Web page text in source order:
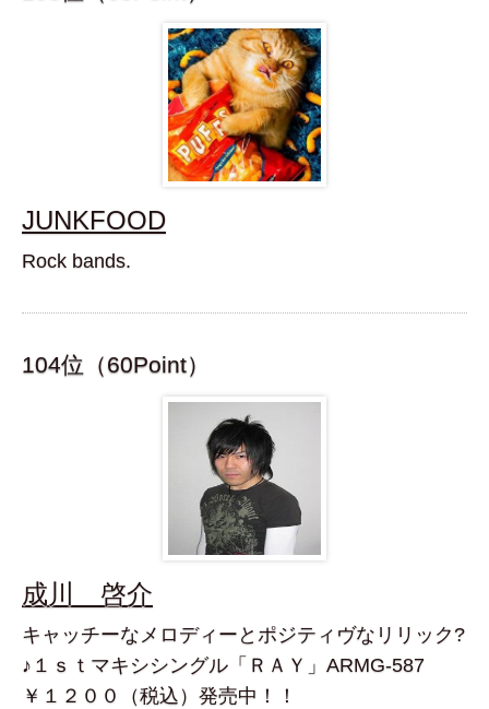
JUNKFOOD
Rock bands.
104位（60Point）
成川 啓介
キャッチーなメロディーとポジティヴなリリック?
♪１ｓｔマキシシングル「ＲＡＹ」ARMG-587
￥１２００（税込）発売中！！